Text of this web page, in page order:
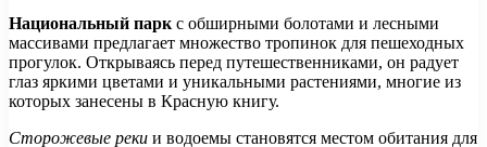
Национальный паркс обширными болотами и лесными
массивами предлагает множество тропинок для пешеходных
прогулок. Открываясь перед путешественниками, он радует
глаз яркими цветами и уникальными растениями, многие из
которых занесены в Красную книгу.
Сторожевые реки и водоемы становятся местом обитания для